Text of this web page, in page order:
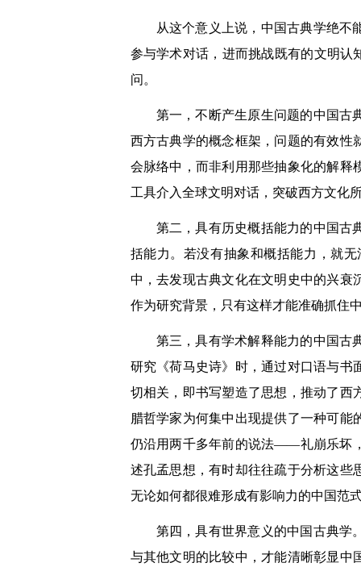
从这个意义上说，中国古典学绝不
参与学术对话，进而挑战既有的文明认
问。
第一，不断产生原生问题的中国古
西方古典学的概念框架，问题的有效性
会脉络中，而非利用那些抽象化的解释
工具介入全球文明对话，突破西方文化
第二，具有历史概括能力的中国古
括能力。若没有抽象和概括能力，就
中，去发现古典文化在文明史中的兴衰
作为研究背景，只有这样才能准确抓住
第三，具有学术解释能力的中国古
研究《荷马史诗》时，通过对口语与书
切相关，即书写塑造了思想，推动了西
腊哲学家为何集中出现提供了一种可
仍沿用两千多年前的说法——礼崩乐坏
述孔孟思想，有时却往往疏于分析这些
无论如何都很难形成有影响力的中国范
第四，具有世界意义的中国古典学
与其他文明的比较中，才能清晰彰显中